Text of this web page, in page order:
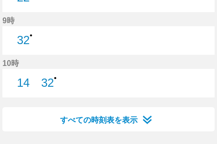
9時
32●
10時
14
32●
すべての時刻表を表示